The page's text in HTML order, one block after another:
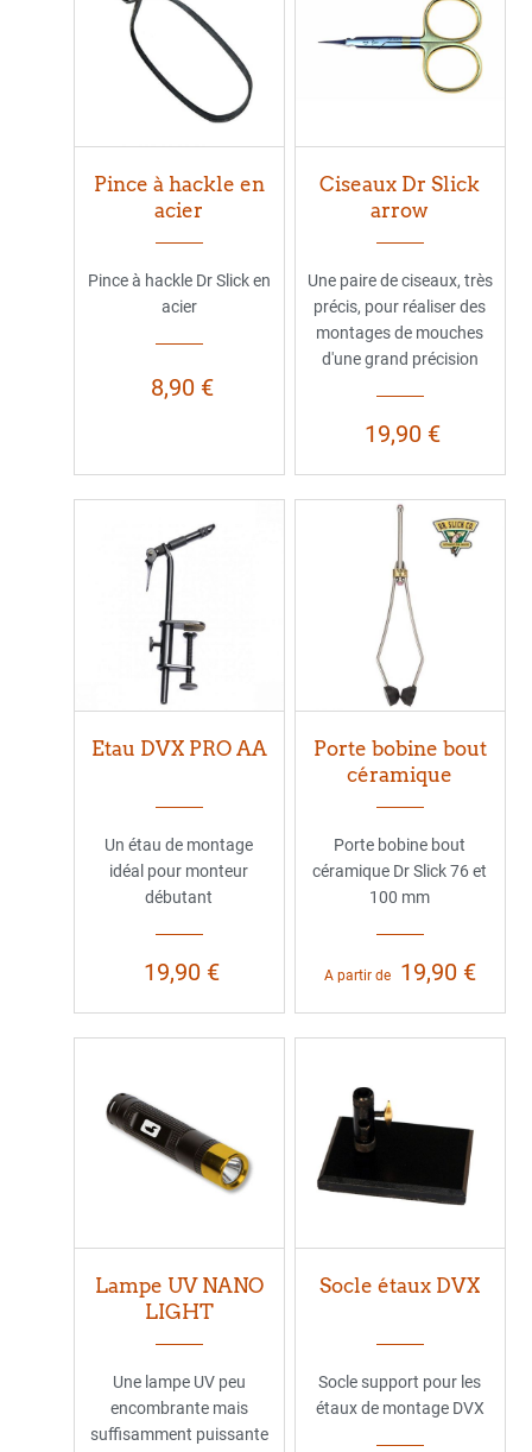
Pince à hackle en
acier
Pince à hackle Dr Slick en
acier
8,90 €
Ciseaux Dr Slick
arrow
Une paire de ciseaux, très
précis, pour réaliser des
montages de mouches
d'une grand précision
19,90 €
Etau DVX PRO AA
Un étau de montage
idéal pour monteur
débutant
19,90 €
Porte bobine bout
céramique
Porte bobine bout
céramique Dr Slick 76 et
100 mm
A partir de 19,90 €
Lampe UV NANO
LIGHT
Une lampe UV peu
encombrante mais
suffisamment puissante
Socle étaux DVX
Socle support pour les
étaux de montage DVX